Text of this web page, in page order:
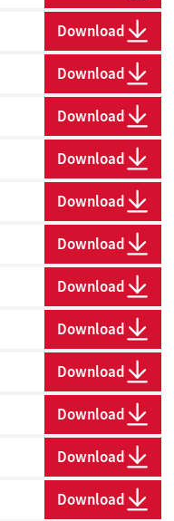
Download
Download
Download
Download
Download
Download
Download
Download
Download
Download
Download
Download